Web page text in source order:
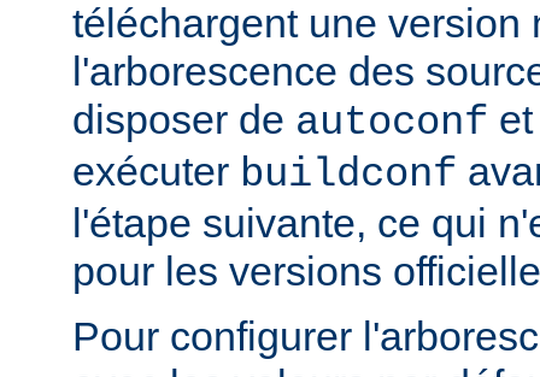
téléchargent une version
l'arborescence des
disposer de autoconf
exécuter buildconf
l'étape suivante, ce qui
pour les versions
Pour configurer